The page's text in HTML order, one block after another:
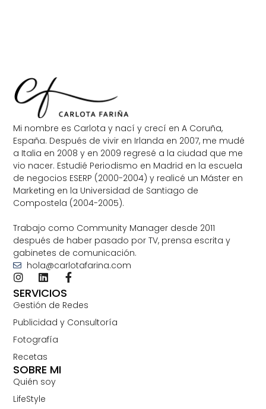
Mi nombre es Carlota y nací y crecí en A Coruña,
España. Después de vivir en Irlanda en 2007, me mudé
a Italia en 2008 y en 2009 regresé a la ciudad que me
vio nacer. Estudié Periodismo en Madrid en la escuela
de negocios ESERP (2000-2004) y realicé un Máster en
Marketing en la Universidad de Santiago de
Compostela (2004-2005).
Trabajo como Community Manager desde 2011
después de haber pasado por TV, prensa escrita y
gabinetes de comunicación.
hola@carlotafarina.com
SOBRE MI
Quién soy
LifeStyle
SERVICIOS
Gestión de Redes
Publicidad y Consultoría
Fotografía
Recetas